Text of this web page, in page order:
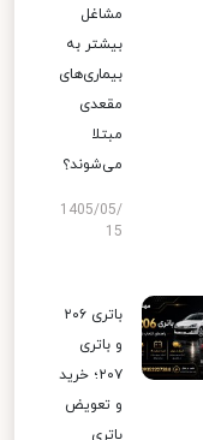
مشاغل
بیشتر به
بیماری‌های
مقعدی
مبتلا
می‌شوند؟
1405/05/
15
باتری ۲۰۶
و باتری
۲۰۷؛ خرید
و تعویض
باتری